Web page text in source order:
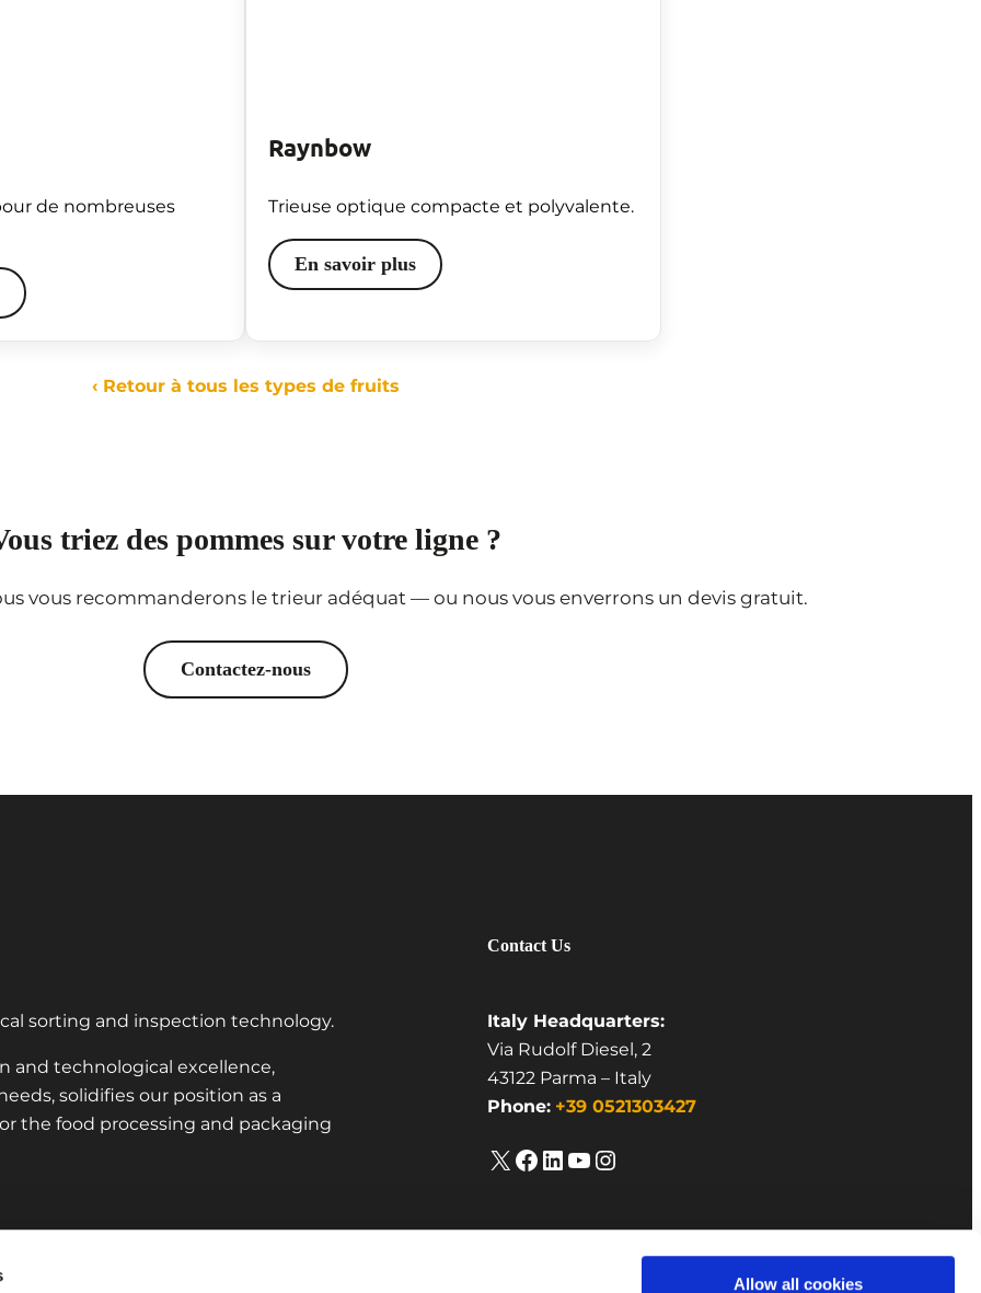
Allow all cookies
de nombreuses
Raynbow
Trieuse optique compacte et polyvalente.
En savoir plus
‹ Retour à tous les types de fruits
triez des pommes sur votre ligne ?
vous recommanderons le trieur adéquat — ou nous vous enverrons un devis gratuit.
Contactez-nous
sorting and inspection technology.
technological excellence,
solidifies our position as a
the food processing and packaging
Contact Us
Italy Headquarters:
Via Rudolf Diesel, 2
43122 Parma – Italy
Phone:+39 0521303427
X Facebook LinkedIn YouTube Instagram